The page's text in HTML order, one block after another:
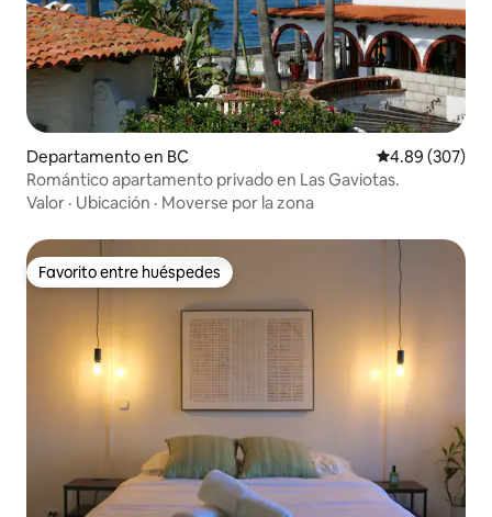
Departamento en BC Calificación
4.89 (307)
Romántico apartamento privado en Las Gaviotas.
Valor · Ubicación · Moverse por la zona
Favorito entre huéspedes
Favorito entre huéspedes